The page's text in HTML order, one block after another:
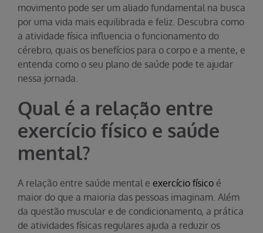
movimento pode ser um aliado fundamental na busca
por uma vida mais equilibrada e feliz. Descubra como
a atividade física influencia o funcionamento do
cérebro, quais os benefícios para o corpo e a mente, e
entenda como o seu plano de saúde pode te ajudar
nessa jornada.
Qual é a relação entre
exercício físico e saúde
mental?
A relação entre saúde mental e exercício físico é
maior do que a maioria das pessoas imaginam. Além
da questão muscular e de condicionamento, a prática
de atividades físicas regulares ajuda a reduzir os